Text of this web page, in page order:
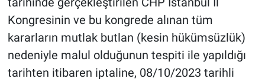
Kongresinin ve bu kongrede alınan tüm
kararların mutlak butlan (kesin hükümsüzlük)
nedeniyle malul olduğunun tespiti ile yapıldığı
tarihten itibaren iptaline, 08/10/2023 tarihli